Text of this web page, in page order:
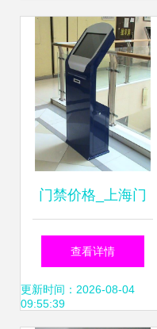
范
门禁价格_上海门
禁系统安装维护_
上海闵行区门禁生
查看详情
更新时间：2026-08-04
09:55:39